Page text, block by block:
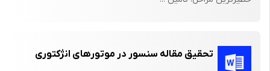
NCW پتانسیل عظیمی برای بهبود قدرت ما در بدست آوردن آگاهی
پیکار ؛ سرعت دستور و پاسخ دهی نیرو را داراست . همچنین نشان
تحقیق مقاله سنسور در موتورهای انژکتوری